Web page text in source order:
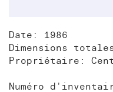
Date: 1986
Dimensions
Propriétaire:
Numéro